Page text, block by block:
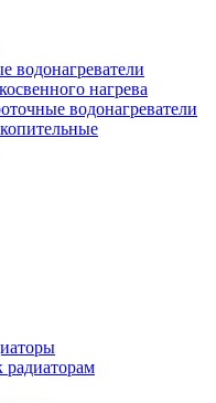
водонагреватели
нагрева
водонагреватели